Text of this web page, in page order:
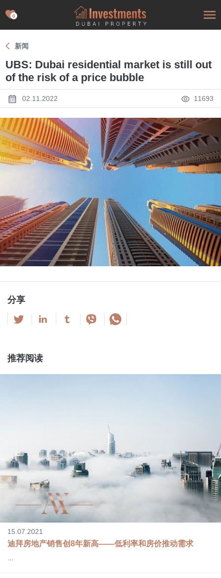
0
新闻
UBS: Dubai residential market is still out
of the risk of a price bubble
02.11.2022 11693
分享
推荐阅读
15.07.2021
迪拜房地产销售创8年新高――低利率和房价推动需求
...